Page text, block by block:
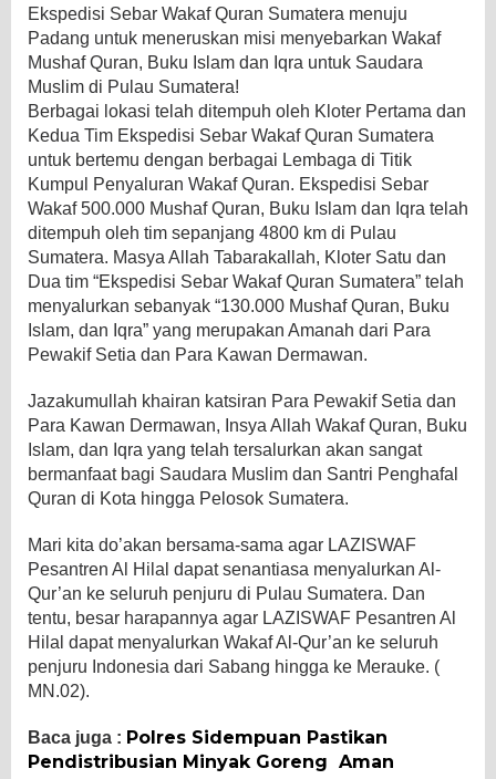
Ekspedisi Sebar Wakaf Quran Sumatera menuju
Padang untuk meneruskan misi menyebarkan Wakaf
Mushaf Quran, Buku Islam dan Iqra untuk Saudara
Muslim di Pulau Sumatera!
Berbagai lokasi telah ditempuh oleh Kloter Pertama dan
Kedua Tim Ekspedisi Sebar Wakaf Quran Sumatera
untuk bertemu dengan berbagai Lembaga di Titik
Kumpul Penyaluran Wakaf Quran. Ekspedisi Sebar
Wakaf 500.000 Mushaf Quran, Buku Islam dan Iqra telah
ditempuh oleh tim sepanjang 4800 km di Pulau
Sumatera. Masya Allah Tabarakallah, Kloter Satu dan
Dua tim “Ekspedisi Sebar Wakaf Quran Sumatera” telah
menyalurkan sebanyak “130.000 Mushaf Quran, Buku
Islam, dan Iqra” yang merupakan Amanah dari Para
Pewakif Setia dan Para Kawan Dermawan.
Jazakumullah khairan katsiran Para Pewakif Setia dan
Para Kawan Dermawan, Insya Allah Wakaf Quran, Buku
Islam, dan Iqra yang telah tersalurkan akan sangat
bermanfaat bagi Saudara Muslim dan Santri Penghafal
Quran di Kota hingga Pelosok Sumatera.
Mari kita do’akan bersama-sama agar LAZISWAF
Pesantren Al Hilal dapat senantiasa menyalurkan Al-
Qur’an ke seluruh penjuru di Pulau Sumatera. Dan
tentu, besar harapannya agar LAZISWAF Pesantren Al
Hilal dapat menyalurkan Wakaf Al-Qur’an ke seluruh
penjuru Indonesia dari Sabang hingga ke Merauke. (
MN.02).
Baca juga : Polres Sidempuan Pastikan
Pendistribusian Minyak Goreng Aman